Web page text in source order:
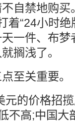
自禁地购
着“24小时
一件、布
搁浅了。
至关重要。
的价格招
不高;中国大